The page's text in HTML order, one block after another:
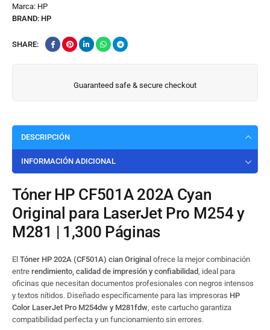
Marca: HP
BRAND: HP
SHARE:
Guaranteed safe & secure checkout
DESCRIPCIÓN
INFORMACIÓN ADICIONAL
Tóner HP CF501A 202A Cyan
Original para LaserJet Pro M254 y
M281 | 1,300 Páginas
El Tóner HP 202A (CF501A) cian Original ofrece la mejor combinación
entre rendimiento, calidad de impresión y confiabilidad, ideal para
oficinas que necesitan documentos profesionales con negros intensos
y textos nítidos. Diseñado específicamente para las impresoras HP
Color LaserJet Pro M254dw y M281fdw, este cartucho garantiza
compatibilidad perfecta y un funcionamiento sin errores.